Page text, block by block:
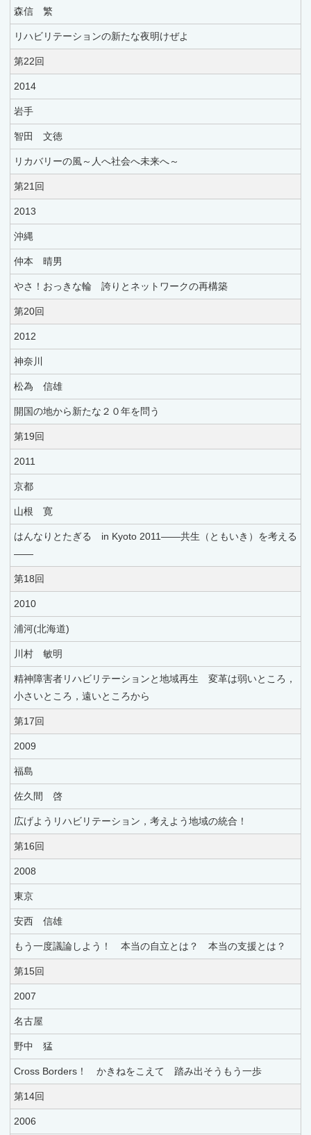
森信 繁
リハビリテーションの新たな夜明けぜよ
第22回
2014
岩手
智田 文徳
リカバリーの風～人へ社会へ未来へ～
第21回
2013
沖縄
仲本 晴男
やさ！おっきな輪 誇りとネットワークの再構築
第20回
2012
神奈川
松為 信雄
開国の地から新たな２０年を問う
第19回
2011
京都
山根 寛
はんなりとたぎる in Kyoto 2011――共生（ともいき）を考える
――
第18回
2010
浦河(北海道)
川村 敏明
精神障害者リハビリテーションと地域再生 変革は弱いところ，
小さいところ，遠いところから
第17回
2009
福島
佐久間 啓
広げようリハビリテーション，考えよう地域の統合！
第16回
2008
東京
安西 信雄
もう一度議論しよう！ 本当の自立とは？ 本当の支援とは？
第15回
2007
名古屋
野中 猛
Cross Borders！ かきねをこえて 踏み出そうもう一歩
第14回
2006